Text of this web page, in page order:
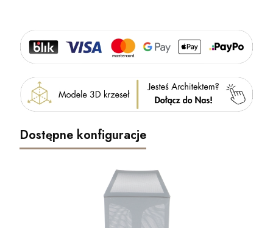
Dostępne konfiguracje